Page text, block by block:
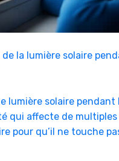
de la lumière solaire
lumière solaire
qui affecte de
pour qu’il ne touche